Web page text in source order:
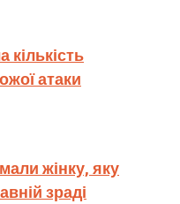
кількість
атаки
жінку, яку
зраді